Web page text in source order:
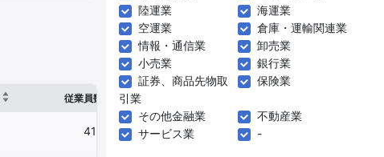
従業員数 ※1
410人
陸運業
海運業
空運業
倉庫・運輸関連業
情報・通信業
卸売業
小売業
銀行業
証券、商品先物取
引業
保険業
その他金融業
不動産業
サービス業
-